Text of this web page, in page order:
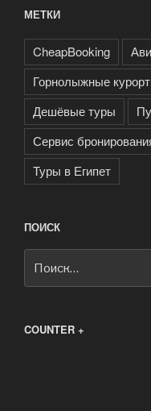
МЕТКИ
CheapBooking
Горнолыжные
Дешёвые туры
Сервис
Туры в Египет
ПОИСК
COUNTER +